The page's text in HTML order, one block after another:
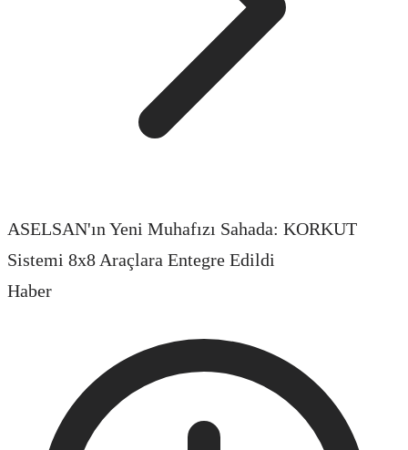
ASELSAN'ın Yeni Muhafızı Sahada: KORKUT
Sistemi 8x8 Araçlara Entegre Edildi
Haber